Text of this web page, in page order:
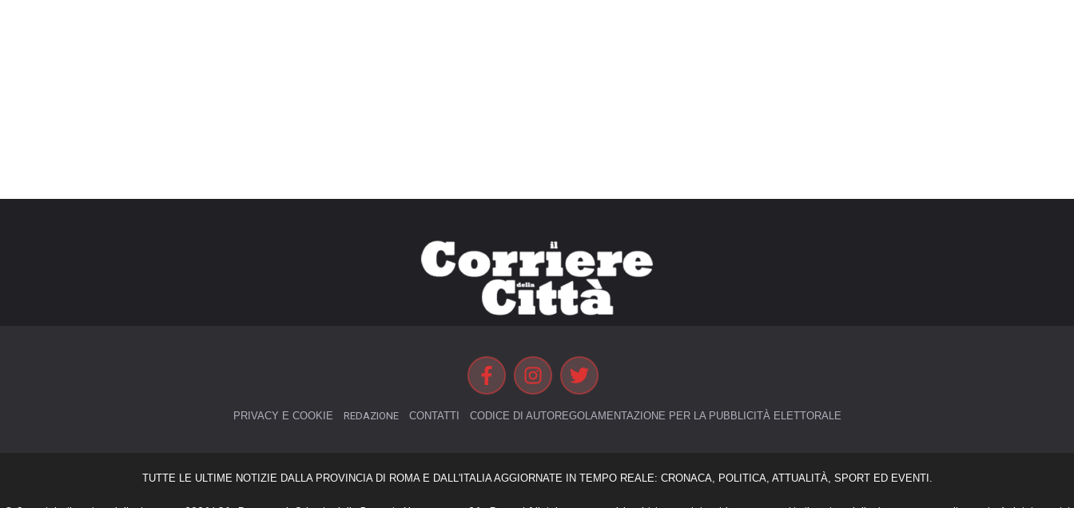
PRIVACY E COOKIE REDAZIONE CONTATTI CODICE DI AUTOREGOLAMENTAZIONE PER LA PUBBLICITÀ ELETTORALE
TUTTE LE ULTIME NOTIZIE DALLA PROVINCIA DI ROMA E DALL'ITALIA AGGIORNATE IN TEMPO REALE: CRONACA, POLITICA, ATTUALITÀ, SPORT ED EVENTI.